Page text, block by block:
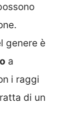
genere è
a
i raggi
di un